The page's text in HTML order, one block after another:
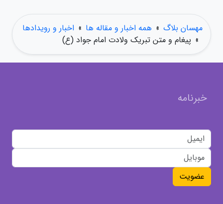
مهسان بلاگ » همه اخبار و مقاله ها » اخبار و رویدادها
» پیغام و متن تبریک ولادت امام جواد (ع)
خبرنامه
عضویت